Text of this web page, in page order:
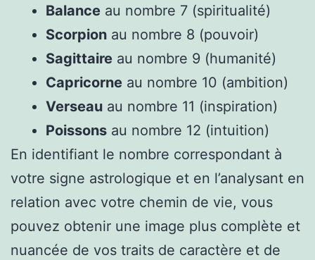
Balance au nombre 7 (spiritualité)
Scorpion au nombre 8 (pouvoir)
Sagittaire au nombre 9 (humanité)
Capricorne au nombre 10 (ambition)
Verseau au nombre 11 (inspiration)
Poissons au nombre 12 (intuition)
En identifiant le nombre correspondant à
votre signe astrologique et en l’analysant en
relation avec votre chemin de vie, vous
pouvez obtenir une image plus complète et
nuancée de vos traits de caractère et de